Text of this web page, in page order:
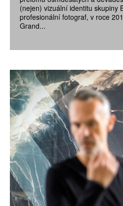
(nejen) vizuální identitu skupiny
profesionální fotograf, v roce
Grand...